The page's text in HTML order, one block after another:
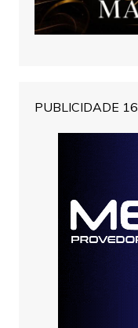
PUBLICIDADE 16